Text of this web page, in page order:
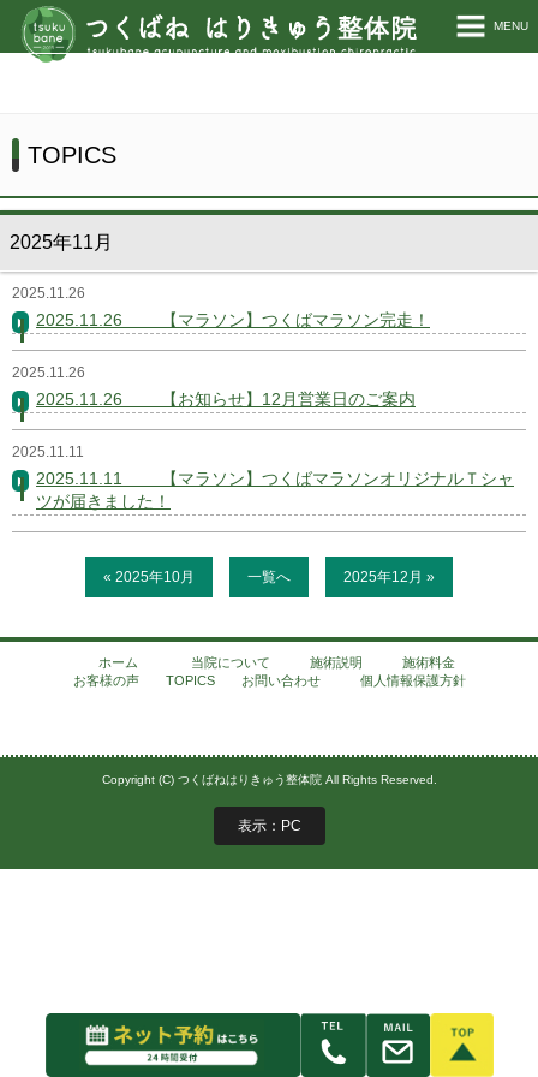
MENU
施術料金
お客様の声
TOPICS
お問い合わせ
TOPICS
2025年11月
2025.11.26
2025.11.26 【マラソン】つくばマラソン完走！
2025.11.26
2025.11.26 【お知らせ】12月営業日のご案内
2025.11.11
2025.11.11 【マラソン】つくばマラソンオリジナルＴシャ
ツが届きました！
« 2025年10月 一覧へ 2025年12月 »
ホーム 当院について 施術説明
施術料金
お客様の声
TOPICS お問い合わせ 個人情報保護方針
Copyright (C) つくばねはりきゅう整体院 All Rights Reserved.
表示：PC